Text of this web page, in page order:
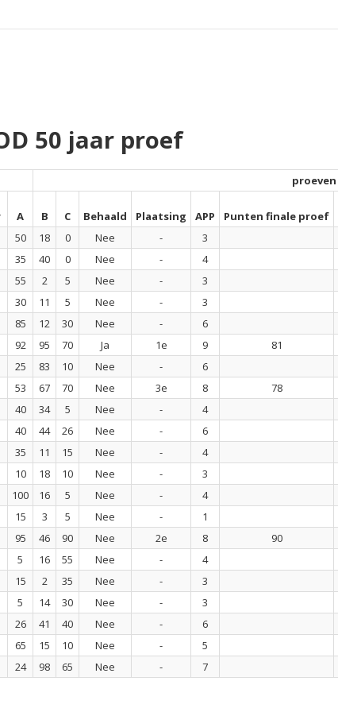
50 jaar proef
proeven
A B C Behaald Plaatsing APP Punten finale proef
50 18 0 Nee - 3
35 40 0 Nee - 4
55 2 5 Nee - 3
30 11 5 Nee - 3
85 12 30 Nee - 6
92 95 70 Ja 1e 9 81
25 83 10 Nee - 6
53 67 70 Nee 3e 8 78
40 34 5 Nee - 4
40 44 26 Nee - 6
35 11 15 Nee - 4
10 18 10 Nee - 3
100 16 5 Nee - 4
15 3 5 Nee - 1
95 46 90 Nee 2e 8 90
5 16 55 Nee - 4
15 2 35 Nee - 3
5 14 30 Nee - 3
26 41 40 Nee - 6
65 15 10 Nee - 5
24 98 65 Nee - 7